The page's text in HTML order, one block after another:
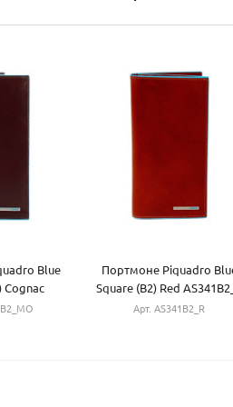
Blue
Cognac
Портмоне Piquadro
Square (B2) Red
Арт. AS341B2_R